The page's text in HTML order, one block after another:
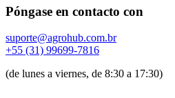
Póngase en contacto con
suporte@agrohub.com.br
+55 (31) 99699-7816
(de lunes a viernes, de 8:30 a 17:30)